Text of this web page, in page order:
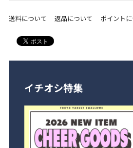
送料について 返品について ポイント
イチオシ特集